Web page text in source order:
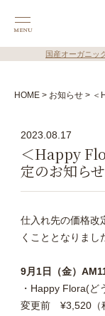
国産オーガニッ
HOME お知らせ ＜
2023.08.17
＜Happy
定のお知らせ
仕入れ先の価格改
くこととなりまし
9月1日（金）
・ Happy Flora(ど
変更前 ¥3,520（